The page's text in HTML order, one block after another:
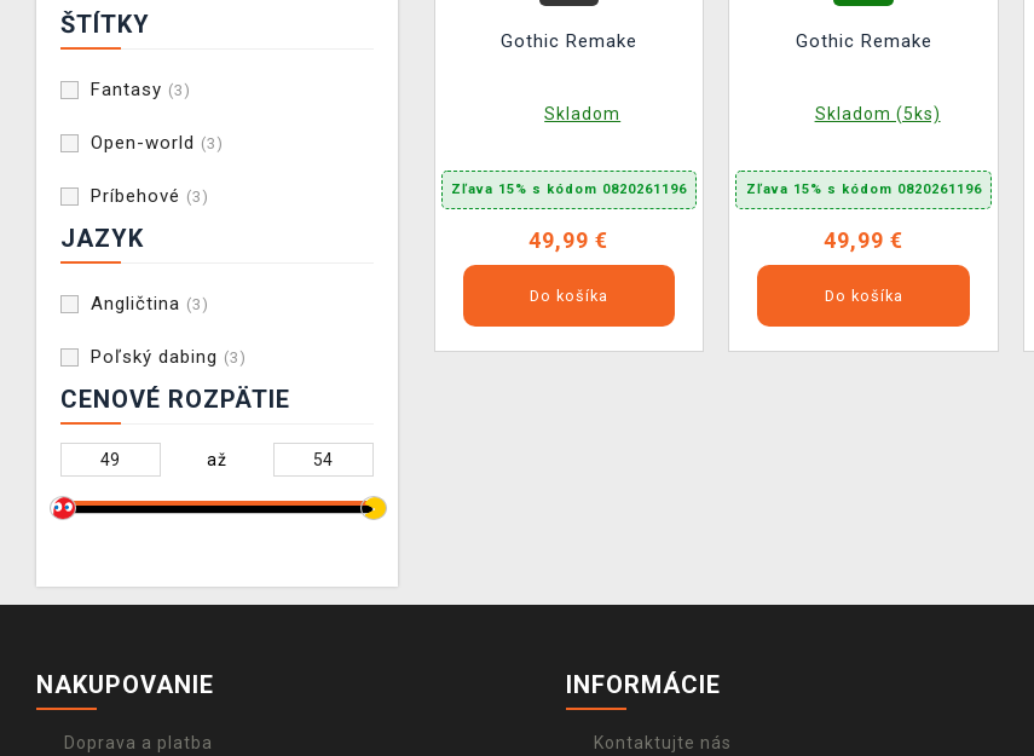
ŠTÍTKY
Fantasy (3)
Open-world (3)
Príbehové (3)
JAZYK
Angličtina (3)
Poľský dabing (3)
CENOVÉ ROZPÄTIE
až
Gothic Remake
Skladom
Zľava 15% s kódom 0820261196
49,99 €
Do košíka
Gothic Remake
Skladom (5ks)
Zľava 15% s kódom 0820261196
49,99 €
Do košíka
NAKUPOVANIE
Doprava a platba
INFORMÁCIE
Kontaktujte nás